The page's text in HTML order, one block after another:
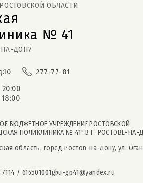
НА-ДОНУ
№ 41
ОБЛАСТИ
277-77-81
БЮДЖЕТНОЕ УЧРЕЖДЕНИЕ РОСТОВСКОЙ
ПОЛИКЛИНИКА № 41" В Г. РОСТОВЕ-НА-
область, город Ростов-на-Дону, ул.
/ 616501001gbu-gp41@yandex.ru